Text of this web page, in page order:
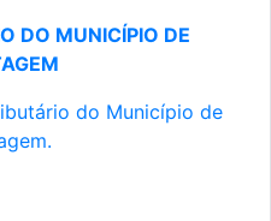
DO MUNICÍPIO DE
do Município de